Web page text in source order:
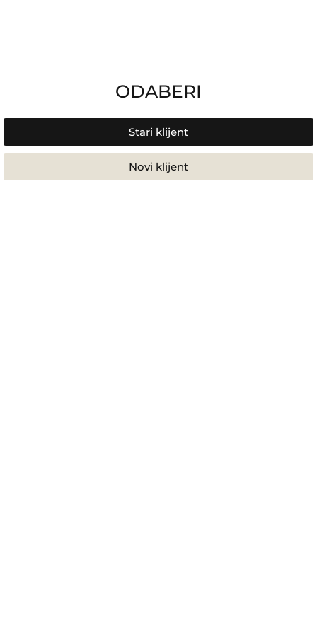
ODABERI
Stari klijent
Novi klijent